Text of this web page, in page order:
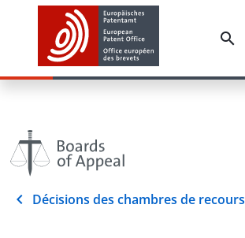
Décisions des chambres de recours